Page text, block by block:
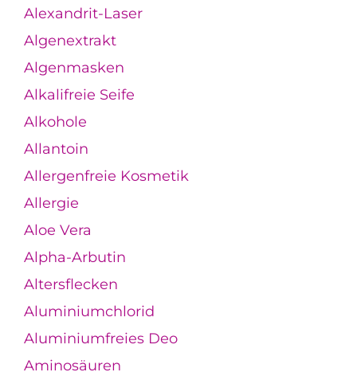
Alexandrit-Laser
Algenextrakt
Algenmasken
Alkalifreie Seife
Alkohole
Allantoin
Allergenfreie Kosmetik
Allergie
Aloe Vera
Alpha-Arbutin
Altersflecken
Aluminiumchlorid
Aluminiumfreies Deo
Aminosäuren